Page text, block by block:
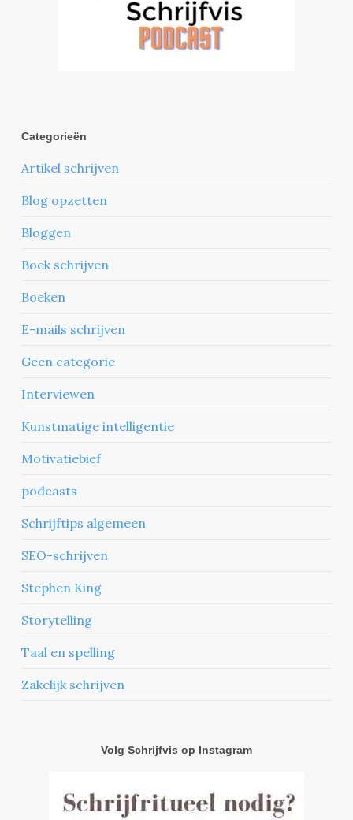
Categorieën
Artikel schrijven
Blog opzetten
Bloggen
Boek schrijven
Boeken
E-mails schrijven
Geen categorie
Interviewen
Kunstmatige intelligentie
Motivatiebief
podcasts
Schrijftips algemeen
SEO-schrijven
Stephen King
Storytelling
Taal en spelling
Zakelijk schrijven
Volg Schrijfvis op Instagram